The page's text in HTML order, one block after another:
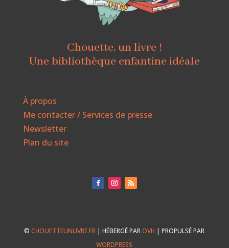
Chouette, un livre !
Une bibliothèque enfantine idéale
À propos
Me contacter / Services de presse
Newsletter
Plan du site
©CHOUETTEUNLIVRE.FR | HÉBERGÉ PAROVH | PROPULSÉ PAR
WORDPRESS